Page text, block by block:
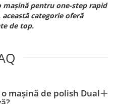
mașină pentru one-step rapid
categorie oferă
de top.
mașină de polish Dual